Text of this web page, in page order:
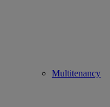
Multitenancy